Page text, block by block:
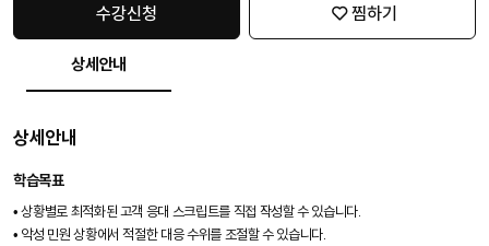
수강신청 찜하기
상세안내
상세안내
학습목표
• 상황별로 최적화된 고객 응대 스크립트를 직접 작성할 수 있습니다.
• 악성 민원 상황에서 적절한 대응 수위를 조절할 수 있습니다.